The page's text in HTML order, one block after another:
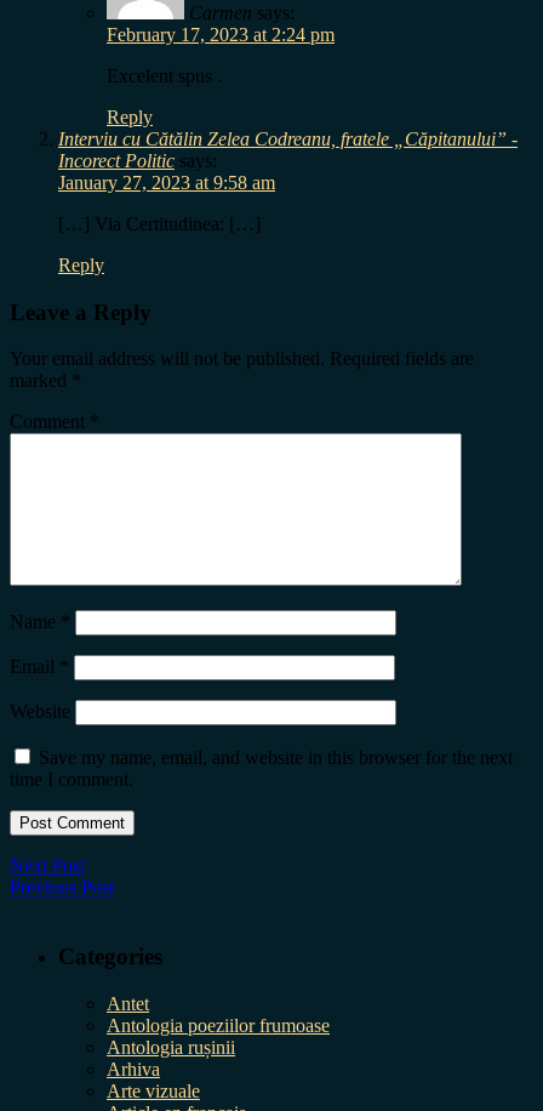
Carmen says:
February 17, 2023 at 2:24 pm
Excelent spus .
Reply
Interviu cu Cătălin Zelea Codreanu, fratele „Căpitanului” -
Incorect Politic says:
January 27, 2023 at 9:58 am
[…] Via Certitudinea: […]
Reply
Leave a Reply
Your email address will not be published. Required fields are
marked *
Comment *
Name *
Email *
Website
Save my name, email, and website in this browser for the next
time I comment.
Next Post
Previous Post
Categories
Antet
Antologia poeziilor frumoase
Antologia rușinii
Arhiva
Arte vizuale